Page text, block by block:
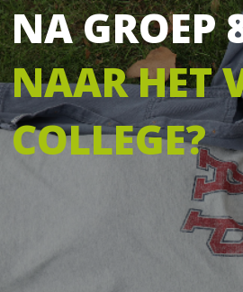
NA GROEP
NAAR HET
COLLEGE?